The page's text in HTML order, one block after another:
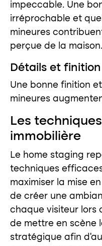
impeccable. Une
irréprochable et
mineures
perçue de la maison.
Détails et finition
Une bonne finition
mineures
Les
immobilière
Le home staging
techniques
maximiser la mise
de créer une
chaque visiteur lors
de mettre en scène
stratégique afin